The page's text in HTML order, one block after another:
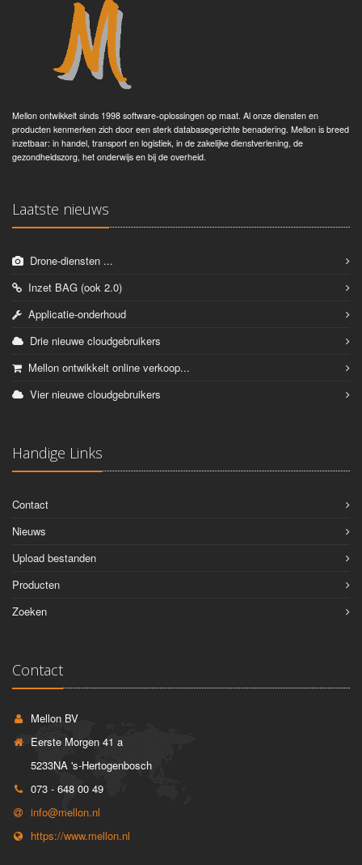
Mellon ontwikkelt sinds 1998 software-oplossingen op maat. Al onze diensten en
producten kenmerken zich door een sterk databasegerichte benadering. Mellon is breed
inzetbaar: in handel, transport en logistiek, in de zakelijke dienstverlening, de
gezondheidszorg, het onderwijs en bij de overheid.
Laatste nieuws
Drone-diensten ...
Inzet BAG (ook 2.0)
Applicatie-onderhoud
Drie nieuwe cloudgebruikers
Mellon ontwikkelt online verkoop...
Vier nieuwe cloudgebruikers
Handige Links
Contact
Nieuws
Upload bestanden
Producten
Zoeken
Contact
Mellon BV
Eerste Morgen 41 a
5233NA 's-Hertogenbosch
073 - 648 00 49
info@mellon.nl
https://www.mellon.nl